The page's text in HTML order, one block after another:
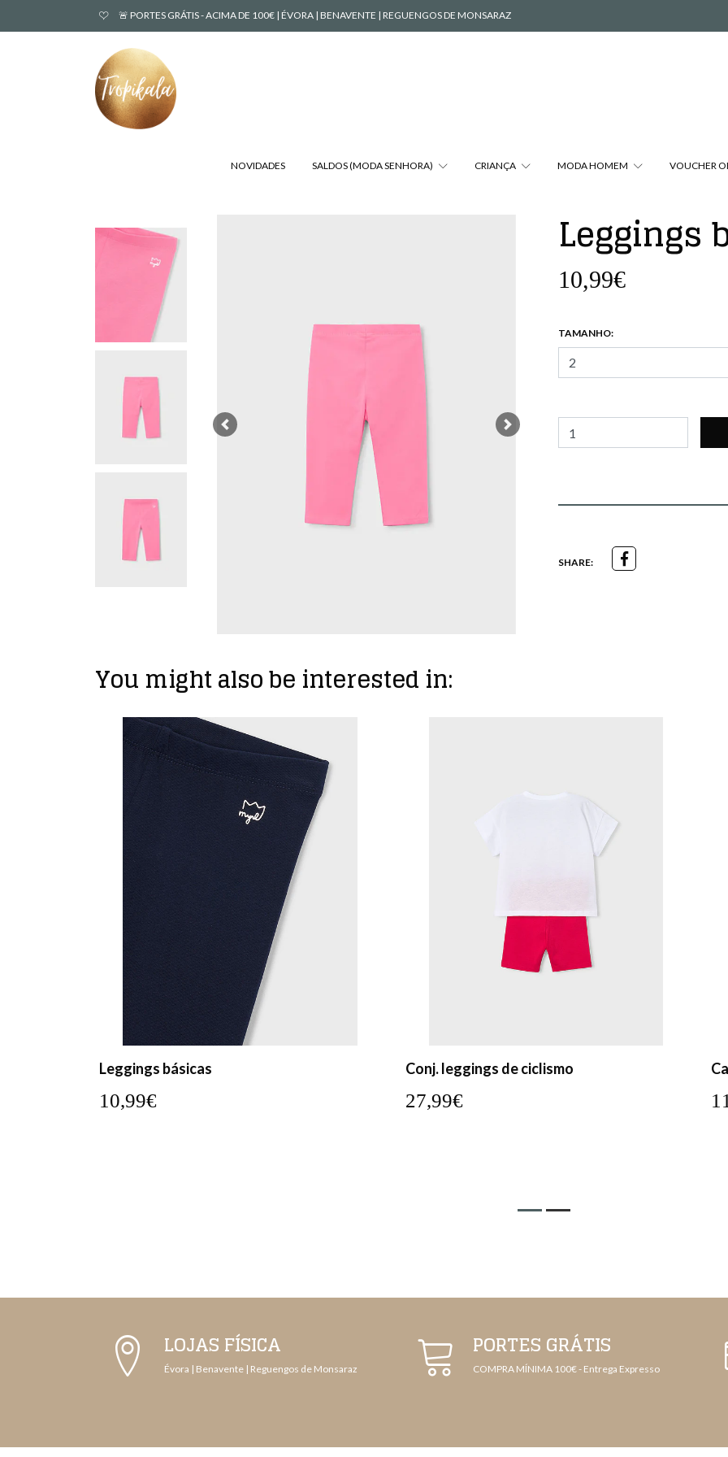
🚨 PORTES GRÁTIS - ACIMA DE 100€ | ÉVORA | BENAVENTE | REGUENGOS DE MONSARAZ
NOVIDADES SALDOS (MODA SENHORA) CRIANÇA MODA HOMEM VOUCHER
Previous Next
Leggings
10,99€
TAMANHO:
SHARE:
You might also be interested in:
Conj. leggings de ciclismo
27,99€
Camiseta básica
11,99€
LOJAS FÍSICA
Évora | Benavente | Reguengos de Monsaraz
PORTES GRÁTIS
COMPRA MÍNIMA 100€ - Entrega Expresso